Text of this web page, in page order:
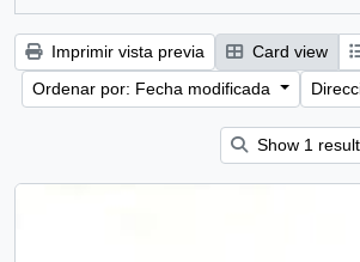
Imprimir vista previa Card view
Ordenar por: Fecha modificada
Show 1